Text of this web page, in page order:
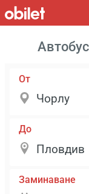
От
До
Заминаване